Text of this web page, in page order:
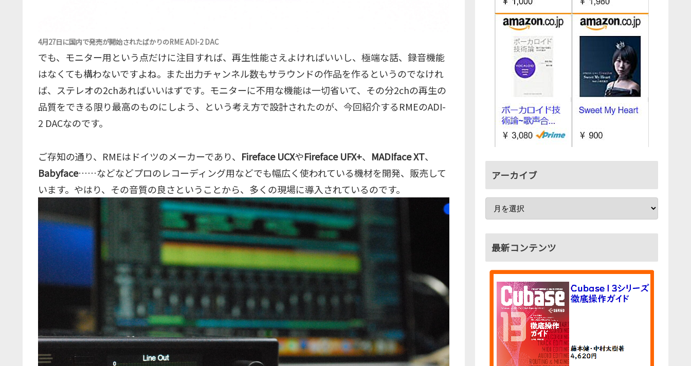
4月27日に国内で発売が開始されたばかりのRME ADI-2 DAC
でも、モニター用という点だけに注目すれば、再生性能さえよければいいし、極端な話、録音機能
はなくても構わないですよね。また出力チャンネル数もサラウンドの作品を作るというのでなけれ
ば、ステレオの2chあればいいはずです。モニターに不用な機能は一切省いて、その分2chの再生の
品質をできる限り最高のものにしよう、という考え方で設計されたのが、今回紹介するRMEのADI-
2 DACなのです。
ご存知の通り、RMEはドイツのメーカーであり、 Fireface UCXやFireface UFX+、 MADIface XT、
Babyface……などなどプロのレコーディング用などでも幅広く使われている機材を開発、販売して
います。やはり、その音質の良さということから、多くの現場に導入されているのです。
アーカイブ
最新コンテンツ